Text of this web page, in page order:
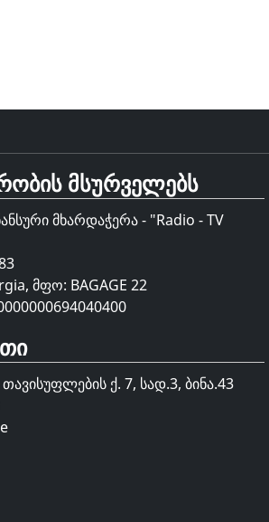
მსურველებს
მხარდაჭერა - "Radio - TV
მფო: BAGAGE 22
ქ. 7, სად.3, ბინა.43